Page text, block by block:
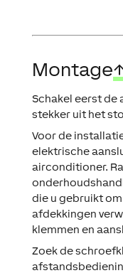
Montage
Schakel eerst de
stekker uit het
Voor de
elektrische
airconditioner.
die u gebruikt
afdekkingen
klemmen en
Zoek de